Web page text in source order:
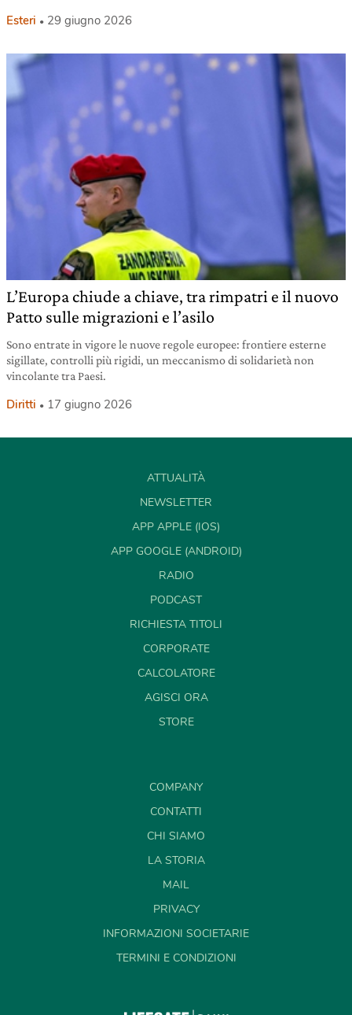
Esteri 29 giugno 2026
L’Europa chiude a chiave, tra rimpatri e il nuovo
Patto sulle migrazioni e l’asilo
Sono entrate in vigore le nuove regole europee: frontiere esterne
sigillate, controlli più rigidi, un meccanismo di solidarietà non
vincolante tra Paesi.
Diritti 17 giugno 2026
ATTUALITÀ
NEWSLETTER
APP APPLE (IOS)
APP GOOGLE (ANDROID)
RADIO
PODCAST
RICHIESTA TITOLI
CORPORATE
CALCOLATORE
AGISCI ORA
STORE
COMPANY
CONTATTI
CHI SIAMO
LA STORIA
MAIL
PRIVACY
INFORMAZIONI SOCIETARIE
TERMINI E CONDIZIONI